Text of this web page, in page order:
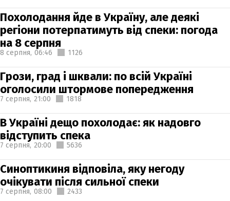
Похолодання йде в Україну, але деякі
регіони потерпатимуть від спеки: погода
на 8 серпня
8 серпня, 06:46 1126
Грози, град і шквали: по всій Україні
оголосили штормове попередження
7 серпня, 21:00 1818
В Україні дещо похолодає: як надовго
відступить спека
7 серпня, 20:00 5636
Синоптикиня відповіла, яку негоду
очікувати після сильної спеки
7 серпня, 08:00 2433